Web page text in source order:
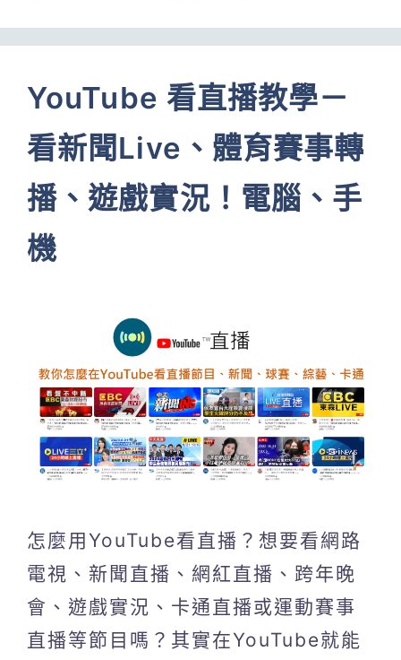
YouTube 看直播教學－
看新聞Live、體育賽事轉
播、遊戲實況！電腦、手
機
怎麼用YouTube看直播？想要看網路
電視、新聞直播、網紅直播、跨年晚
會、遊戲實況、卡通直播或運動賽事
直播等節目嗎？其實在YouTube就能